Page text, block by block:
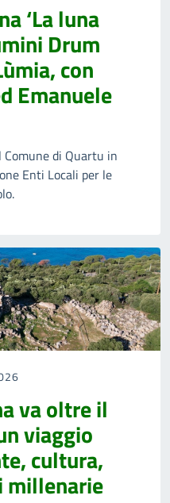
‘La luna
Drum
con
Emanuele
Comune di Quartu in
Enti Locali per le
va oltre il
viaggio
cultura,
millenarie